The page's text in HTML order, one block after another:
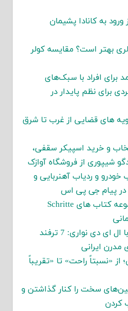
ورود به کانادا پشیمان
بهتر است؟ مقایسه کولر
برای افراد با سبک‌های
برای نظم پایدار در
های قضایی از غرب تا شرق
و خرید اسپیکر سقفی،
شیپوری از فروشگاه آوازک
خودرو و ردیاب آهنربایی و
در پیام جی پی اس
دانلود رایگان مجموعه کتاب های Schritte
نورپردازی مخفی با ال ای دی نواری: 7 ترفند
مدرن ایرانی
از «نسبتاً راحت» تا «تقریباً
2025 روتین‌های سخت را کنار گذاشتن و
کردن